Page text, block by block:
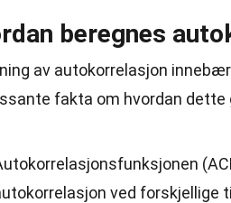
beregnes
av autokorrelasjon
fakta om hvordan dette
ved forskjellige